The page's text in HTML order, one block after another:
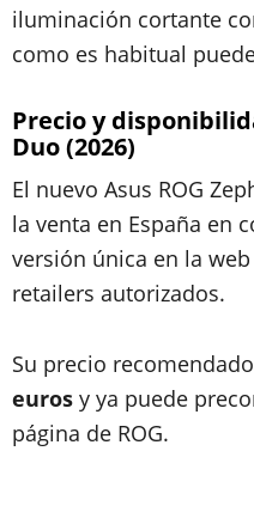
iluminación cortante
como es habitual
Precio y
Duo (2026)
El nuevo Asus ROG
la venta en España en
versión única en la
retailers autorizados.
Su precio recomendado
euros y ya puede
página de ROG.